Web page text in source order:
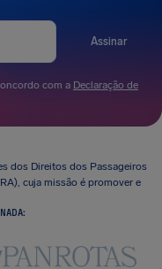
Assinar
com a Declaração de
dos Direitos dos Passageiros
cuja missão é promover e